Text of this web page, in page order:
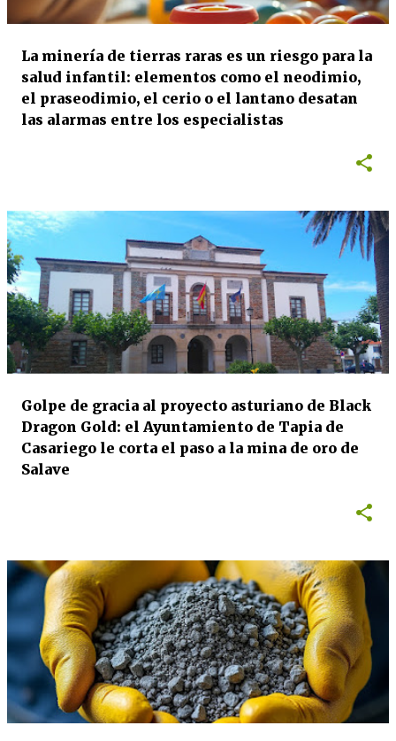
La minería de tierras raras es un riesgo para la
salud infantil: elementos como el neodimio,
el praseodimio, el cerio o el lantano desatan
las alarmas entre los especialistas
Golpe de gracia al proyecto asturiano de Black
Dragon Gold: el Ayuntamiento de Tapia de
Casariego le corta el paso a la mina de oro de
Salave